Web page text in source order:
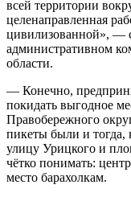
всей территории
целенаправленная
цивилизованной», —
административном
области.
— Конечно,
покидать выгодное
Правобережного
пикеты были и тогда,
улицу Урицкого и
чётко понимать:
место барахолкам.